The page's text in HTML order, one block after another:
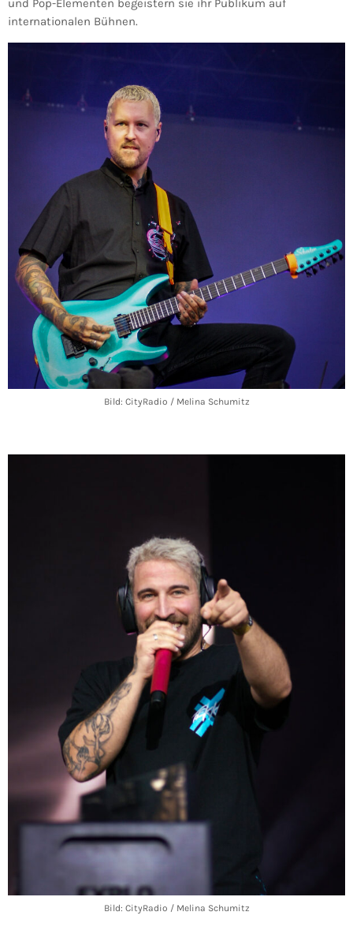
und Pop-Elementen begeistern sie ihr Publikum auf
internationalen Bühnen.
Bild: CityRadio / Melina Schumitz
Bild: CityRadio / Melina Schumitz